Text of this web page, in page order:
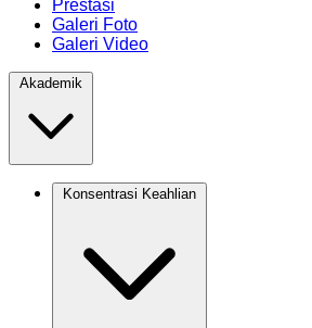
Prestasi
Galeri Foto
Galeri Video